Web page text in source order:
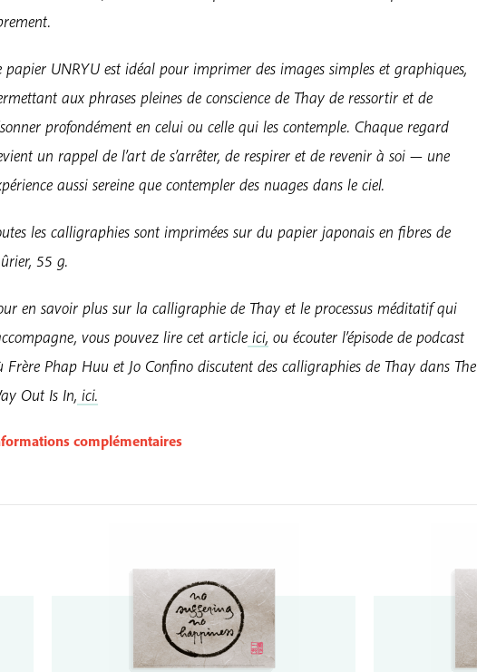
papier UNRYU est idéal pour imprimer des images simples et graphiques,
aux phrases pleines de conscience de Thay de ressortir et de
profondément en celui ou celle qui les contemple. Chaque regard
un rappel de l’art de s’arrêter, de respirer et de revenir à soi — une
aussi sereine que contempler des nuages dans le ciel.
les calligraphies sont imprimées sur du papier japonais en fibres de
55 g.
en savoir plus sur la calligraphie de Thay et le processus méditatif qui
vous pouvez lire cet article ici, ou écouter l’épisode de podcast
Frère Phap Huu et Jo Confino discutent des calligraphies de Thay dans The
Out Is In, ici.
complémentaires